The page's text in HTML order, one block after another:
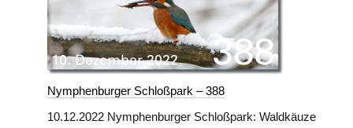
Nymphenburger Schloßpark – 388
10.12.2022 Nymphenburger Schloßpark: Waldkäuze